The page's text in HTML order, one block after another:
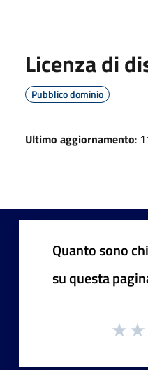
Licenza di
Pubblico dominio
Ultimo aggiornamento:
Quanto sono
su questa